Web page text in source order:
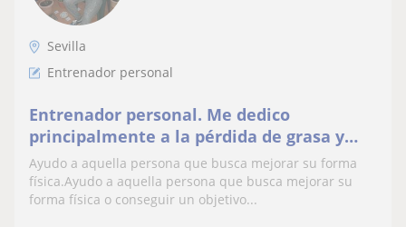
Sevilla
Entrenador personal
Entrenador personal. Me dedico
principalmente a la pérdida de grasa y
recomposición corporal
Ayudo a aquella persona que busca mejorar su forma
física.Ayudo a aquella persona que busca mejorar su
forma física o conseguir un objetivo...